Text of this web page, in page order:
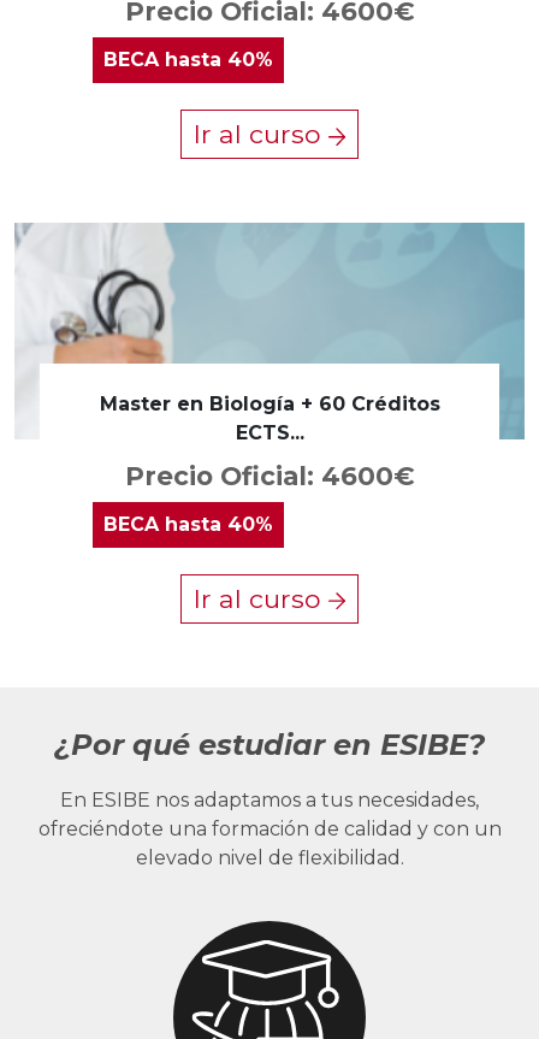
Precio Oficial: 4600€
BECAhasta 40%
Ir al curso
Master en Biología + 60 Créditos
ECTS...
Precio Oficial: 4600€
BECA hasta 40%
Ir al curso
¿Por qué estudiar en ESIBE?
En ESIBE nos adaptamos a tus necesidades,
ofreciéndote una formación de calidad y con un
elevado nivel de flexibilidad.